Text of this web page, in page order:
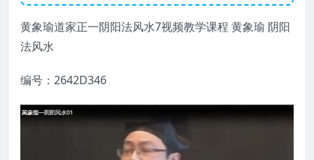
黄象瑜道家正一阴阳法风水7视频教学课程 黄象瑜 阴阳
法风水
编号：2642D346